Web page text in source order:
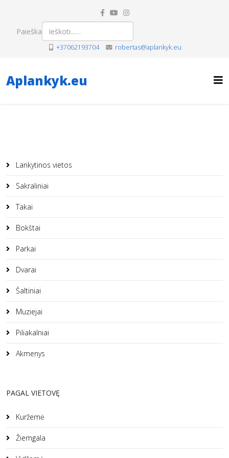
Paieška
+37062193704 robertas@aplankyk.eu
Aplankyk.eu
Lankytinos vietos
Sakraliniai
Takai
Bokštai
Parkai
Dvarai
Šaltiniai
Muziejai
Piliakalniai
Akmenys
PAGAL VIETOVĘ
Kuržemė
Žiemgala